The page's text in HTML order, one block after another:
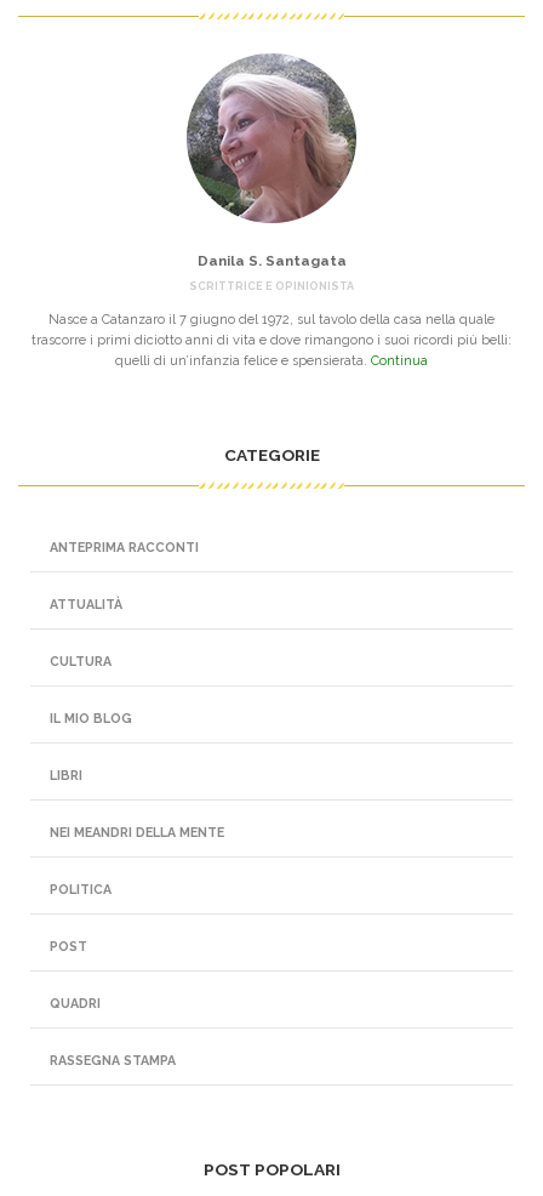
Danila S. Santagata
SCRITTRICE E OPINIONISTA
Nasce a Catanzaro il 7 giugno del 1972, sul tavolo della casa nella quale
trascorre i primi diciotto anni di vita e dove rimangono i suoi ricordi più belli:
quelli di un’infanzia felice e spensierata. Continua
CATEGORIE
ANTEPRIMA RACCONTI
ATTUALITÀ
CULTURA
IL MIO BLOG
LIBRI
NEI MEANDRI DELLA MENTE
POLITICA
POST
QUADRI
RASSEGNA STAMPA
POST POPOLARI